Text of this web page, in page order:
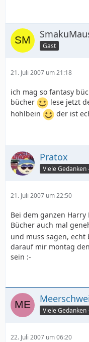
Gast
21. Juli 2007 um 21:18
ich mag so fantasy
bücher
lese jetzt
hohlbein
der ist
Pratox
21. Juli 2007 um 22:50
Bei dem ganzen
Bücher auch mal
und muss sagen, echt
darauf mir montag
sein :-
22. Juli 2007 um 06:20